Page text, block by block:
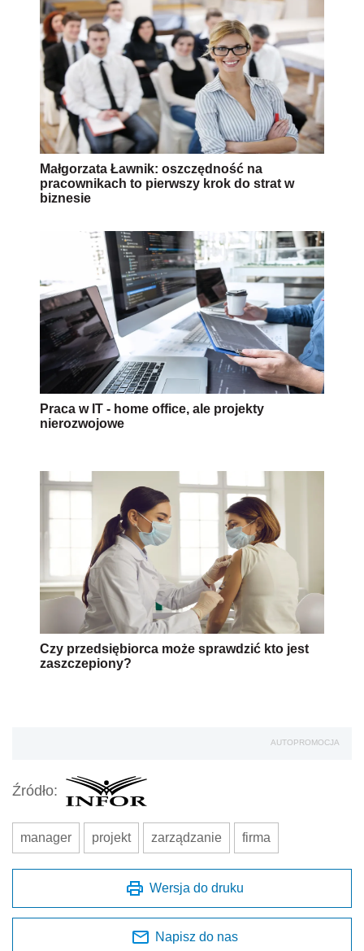
Małgorzata Ławnik: oszczędność na
pracownikach to pierwszy krok do strat w
biznesie
Praca w IT - home office, ale projekty
nierozwojowe
Czy przedsiębiorca może sprawdzić kto jest
zaszczepiony?
AUTOPROMOCJA
Źródło:
manager projekt zarządzanie firma
Wersja do druku
Napisz do nas